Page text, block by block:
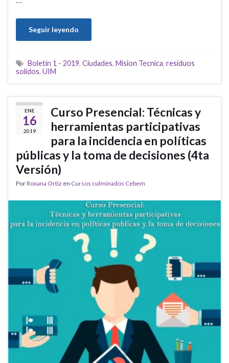
Seguir leyendo
Boletín 1 - 2019, Ciudades, Mision Tecnica, residuos
solidos, UIM
ENE
16
2019
Curso Presencial: Técnicas y
herramientas participativas
para la incidencia en políticas
públicas y la toma de decisiones (4ta
Versión)
PorRoxana Ortiz en Cursos culminados Cebem